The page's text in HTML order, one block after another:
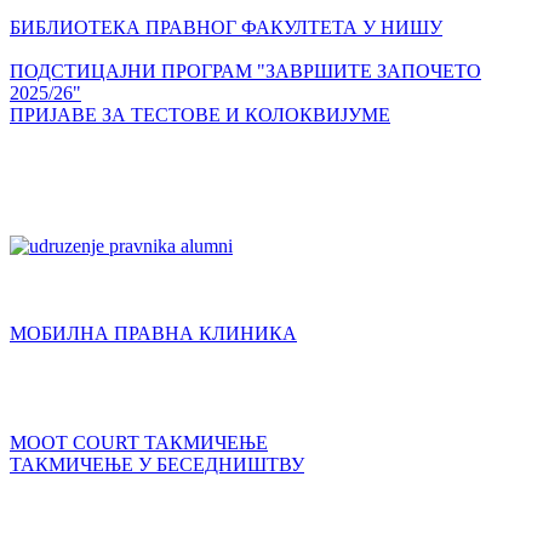
БИБЛИОТЕКА ПРАВНОГ ФАКУЛТЕТА У НИШУ
ПОДСТИЦАЈНИ ПРОГРАМ "ЗАВРШИТЕ ЗАПОЧЕТО
2025/26"
ПРИЈАВЕ ЗА ТЕСТОВЕ И КОЛОКВИЈУМЕ
МОБИЛНА ПРАВНА КЛИНИКА
MOOT COURT ТАКМИЧЕЊЕ
ТАКМИЧЕЊЕ У БЕСЕДНИШТВУ